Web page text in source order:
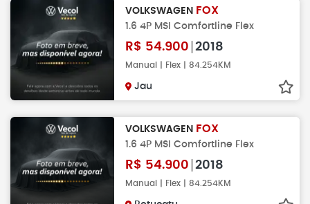
VOLKSWAGEN FOX
1.6 4P MSI Comfortline Flex
R$ 54.900 2018
Manual | Flex | 84.254KM
Jau
VOLKSWAGEN FOX
1.6 4P MSI Comfortline Flex
R$ 54.900 2018
Manual | Flex | 84.254KM